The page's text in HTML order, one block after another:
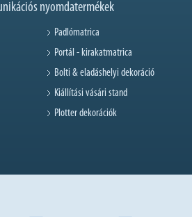
nyomdatermékek
Padlómatrica
Portál - kirakatmatrica
Bolti & eladáshelyi dekoráció
Kiállítási vásári stand
Plotter dekorációk